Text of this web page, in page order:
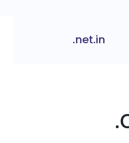
.net.in